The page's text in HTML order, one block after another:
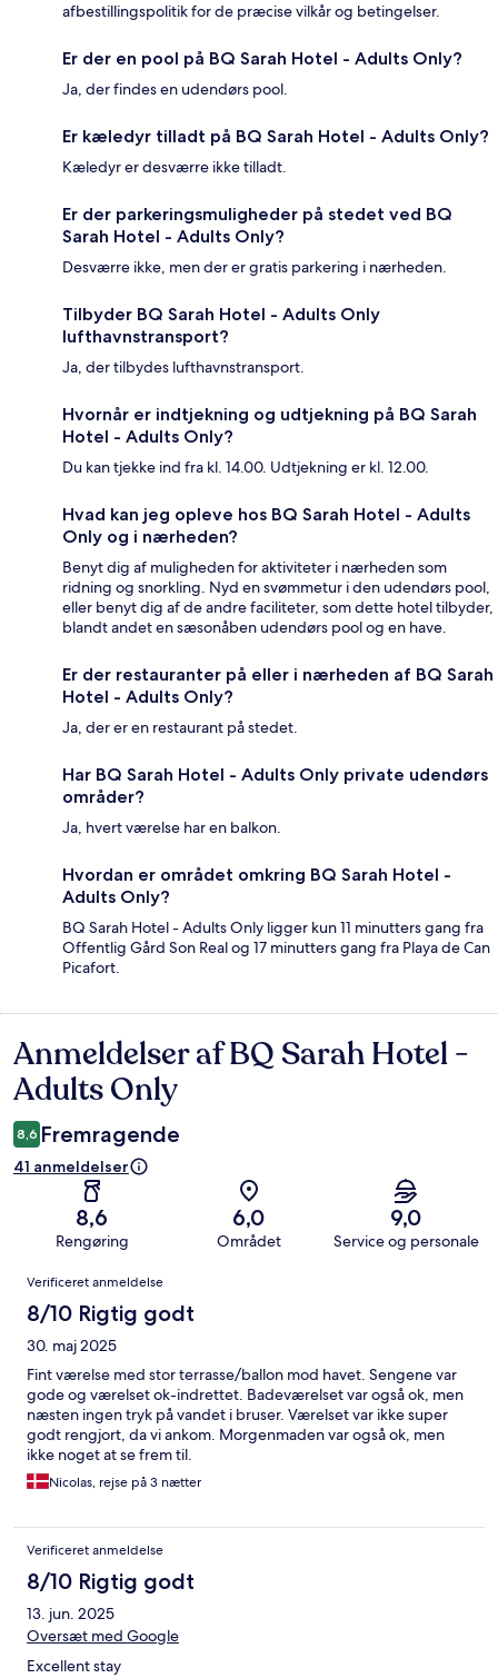
afbestillingspolitik for de præcise vilkår og betingelser.
Er der en pool på BQ Sarah Hotel - Adults Only?
Ja, der findes en udendørs pool.
Er kæledyr tilladt på BQ Sarah Hotel - Adults Only?
Kæledyr er desværre ikke tilladt.
Er der parkeringsmuligheder på stedet ved BQ
Sarah Hotel - Adults Only?
Desværre ikke, men der er gratis parkering i nærheden.
Tilbyder BQ Sarah Hotel - Adults Only
lufthavnstransport?
Ja, der tilbydes lufthavnstransport.
Hvornår er indtjekning og udtjekning på BQ Sarah
Hotel - Adults Only?
Du kan tjekke ind fra kl. 14.00. Udtjekning er kl. 12.00.
Hvad kan jeg opleve hos BQ Sarah Hotel - Adults
Only og i nærheden?
Benyt dig af muligheden for aktiviteter i nærheden som
ridning og snorkling. Nyd en svømmetur i den udendørs pool,
eller benyt dig af de andre faciliteter, som dette hotel tilbyder,
blandt andet en sæsonåben udendørs pool og en have.
Er der restauranter på eller i nærheden af BQ Sarah
Hotel - Adults Only?
Ja, der er en restaurant på stedet.
Har BQ Sarah Hotel - Adults Only private udendørs
områder?
Ja, hvert værelse har en balkon.
Hvordan er området omkring BQ Sarah Hotel -
Adults Only?
BQ Sarah Hotel - Adults Only ligger kun 11 minutters gang fra
Offentlig Gård Son Real og 17 minutters gang fra Playa de Can
Picafort.
Anmeldelser
Anmeldelser af BQ Sarah Hotel -
Adults Only
8,6 Fremragende
41 anmeldelser
8,6
Rengøring
6,0
Området
9,0
Service og personale
Anmeldelser
Verificeret anmeldelse
8/10 Rigtig godt
30. maj 2025
Fint værelse med stor terrasse/ballon mod havet. Sengene var
gode og værelset ok-indrettet. Badeværelset var også ok, men
næsten ingen tryk på vandet i bruser. Værelset var ikke super
godt rengjort, da vi ankom. Morgenmaden var også ok, men
ikke noget at se frem til.
Nicolas, rejse på 3 nætter
Verificeret anmeldelse
8/10 Rigtig godt
13. jun. 2025
Oversæt med Google
Excellent stay